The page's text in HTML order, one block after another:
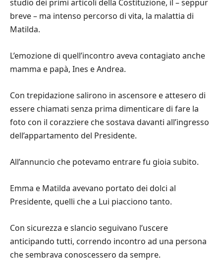
studio dei primi articoli della Costituzione, il – seppur
breve – ma intenso percorso di vita, la malattia di
Matilda.
L’emozione di quell’incontro aveva contagiato anche
mamma e papà, Ines e Andrea.
Con trepidazione salirono in ascensore e attesero di
essere chiamati senza prima dimenticare di fare la
foto con il corazziere che sostava davanti all’ingresso
dell’appartamento del Presidente.
All’annuncio che potevamo entrare fu gioia subito.
Emma e Matilda avevano portato dei dolci al
Presidente, quelli che a Lui piacciono tanto.
Con sicurezza e slancio seguivano l’uscere
anticipando tutti, correndo incontro ad una persona
che sembrava conoscessero da sempre.